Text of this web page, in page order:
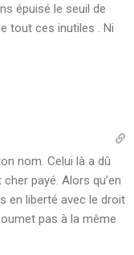
épuisé le seuil de
tout ces inutiles . Ni
nom. Celui là a dû
payé. Alors qu’en
en liberté avec le droit
pas à la même